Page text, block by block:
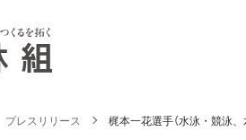
プレスリリース 梶本一花選手（水泳・競泳